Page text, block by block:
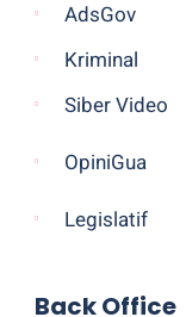
AdsGov
Kriminal
Siber Video
OpiniGua
Legislatif
Back Office